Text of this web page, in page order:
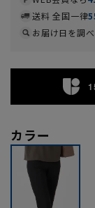
送料 全国一律
お届け日を調
カラー